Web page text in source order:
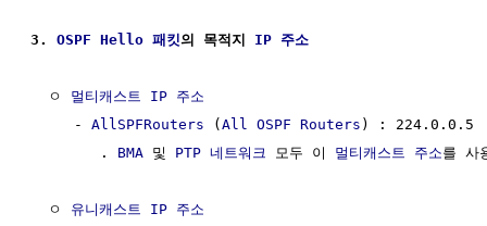
3. OSPF Hello 패킷의 목적지 IP 주소
  ㅇ
멀티캐스트 IP 주소
     -
AllSPFRouters (All OSPF Routers ) : 224.0.0.5
        .
BMA 및 PTP 네트워크 모두 이 멀티캐스트 주소를 사
  ㅇ
유니캐스트
IP 주소